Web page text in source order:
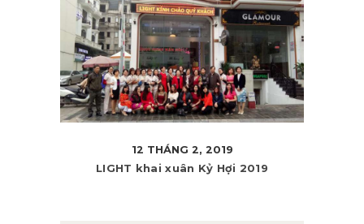
12 THÁNG 2, 2019
LIGHT khai xuân Kỷ Hợi 2019